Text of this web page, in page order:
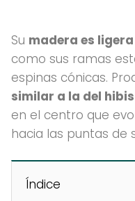
Su madera es
como sus ramas
espinas cónicas.
similar a la del
en el centro que
hacia las puntas de
Índice